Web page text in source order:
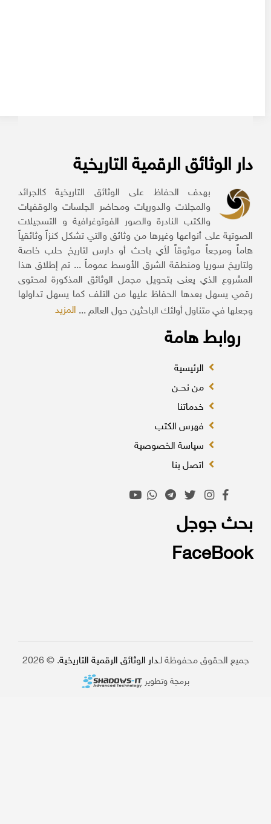
دار الوثائق الرقمية التاريخية
بهدف الحفاظ على الوثائق التاريخية كالجرائد
والمجلات والدوريات ومحاضر الجلسات والوقفيات
والكتب النادرة والصور الفوتوغرافية و التسجيلات
الصوتية على أنواعها وغيرها من وثائق والتي تشكل كنزاً وثائقياً
هاماً ومرجعاً موثوقاً لأي باحث أو دارس لتاريخ حلب خاصة
ولتاريخ سوريا ومنطقة الشرق الأوسط عموماً ... تم إطلاق هذا
المشروع الذي يعنى بتحويل مجمل الوثائق المذكورة لمحتوى
رقمي يسهل بعدها الحفاظ عليها من التلف كما يسهل تداولها
وجعلها في متناول أولئك الباحثين حول العالم ...المزيد
روابط هامة
الرئيسية
من نحــن
خدماتنا
فهرس الكتب
سياسة الخصوصية
اتصل بنا
بحث جوجل
FaceBook
جميع الحقوق محفوظة لـ دار الوثائق الرقمية التاريخية. © 2026
برمجة وتطوير